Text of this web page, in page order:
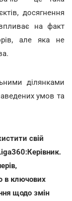
досягнення
на факт
але яка не
ділянками
умов та
свій
в ключових
щодо змін